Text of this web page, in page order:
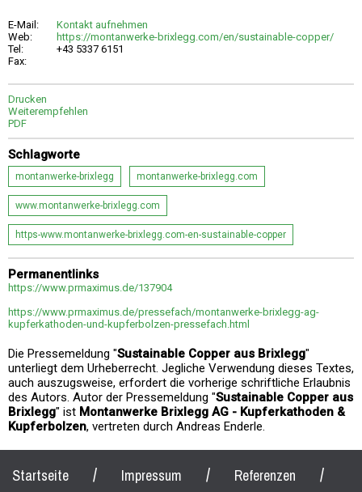
E-Mail:
Kontakt aufnehmen
Web:
https://montanwerke-brixlegg.com/en/sustainable-copper/
Tel:
+43 5337 6151
Fax:
Drucken
Weiterempfehlen
PDF
Schlagworte
montanwerke-brixlegg montanwerke-brixlegg.com
www.montanwerke-brixlegg.com
https-www.montanwerke-brixlegg.com-en-sustainable-copper
Permanentlinks
https://www.prmaximus.de/137904
https://www.prmaximus.de/pressefach/montanwerke-brixlegg-ag-
kupferkathoden-und-kupferbolzen-pressefach.html
Die Pressemeldung "Sustainable Copper aus Brixlegg"
unterliegt dem Urheberrecht. Jegliche Verwendung dieses Textes,
auch auszugsweise, erfordert die vorherige schriftliche Erlaubnis
des Autors. Autor der Pressemeldung "Sustainable Copper aus
Brixlegg" ist Montanwerke Brixlegg AG - Kupferkathoden &
Kupferbolzen, vertreten durch Andreas Enderle.
Startseite / Impressum / Referenzen /